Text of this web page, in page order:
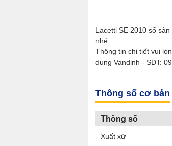
Lacetti SE 2010 số
nhé.
Thông tin chi tiết vui
dung Vandinh - SĐT:
Thông số cơ bản
Thông số
Xuất xứ